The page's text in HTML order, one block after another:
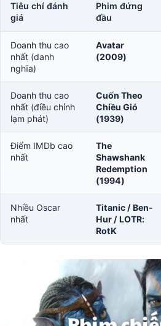
Tiêu chí đánh
giá
Phim đứng
đầu
Doanh thu cao
nhất (danh
nghĩa)
Avatar
(2009)
Doanh thu cao
nhất (điều chỉnh
lạm phát)
Cuốn Theo
Chiều Gió
(1939)
Điểm IMDb cao
nhất
The
Shawshank
Redemption
(1994)
Nhiều Oscar
nhất
Titanic / Ben-
Hur / LOTR:
RotK